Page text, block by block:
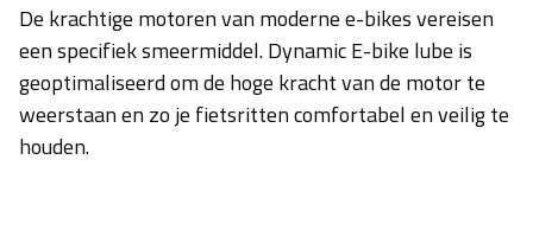
De krachtige motoren van moderne e-bikes vereisen
een specifiek smeermiddel. Dynamic E-bike lube is
geoptimaliseerd om de hoge kracht van de motor te
weerstaan en zo je fietsritten comfortabel en veilig te
houden.